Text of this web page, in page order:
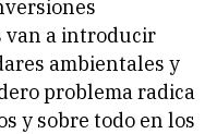
van a introducir
ambientales y
problema radica
y sobre todo en los